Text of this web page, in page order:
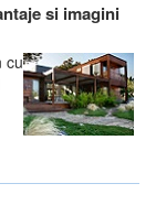
si imagini
cu